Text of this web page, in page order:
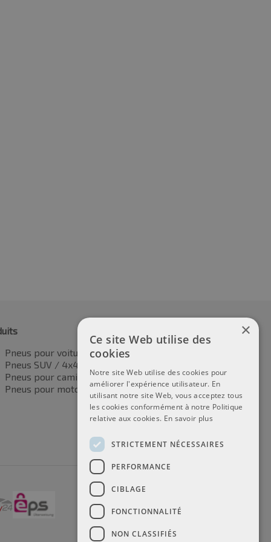
87V
Pneus pour voitures
Pneus SUV / 4x4
Pneus pour camionnettes
Pneus pour motos
×
Ce site Web utilise des
cookies
Notre site Web utilise des cookies pour
améliorer l'expérience utilisateur. En
utilisant notre site Web, vous acceptez tous
les cookies conformément à notre Politique
relative aux cookies. En savoir plus
STRICTEMENT NÉCESSAIRES
PERFORMANCE
CIBLAGE
FONCTIONNALITÉ
NON CLASSIFIÉS